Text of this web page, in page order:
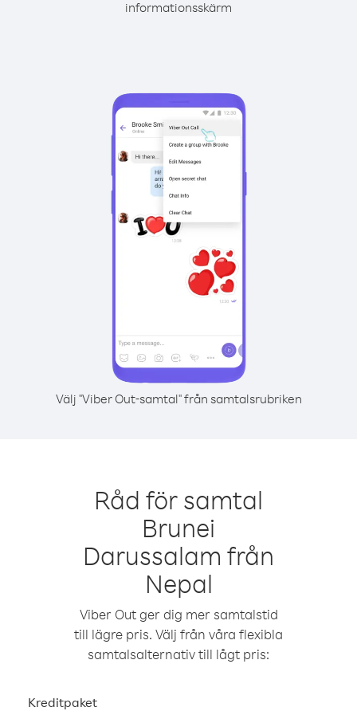
informationsskärm
Välj "Viber Out-samtal" från samtalsrubriken
Råd för samtal
Brunei
Darussalam från
Nepal
Viber Out ger dig mer samtalstid
till lägre pris. Välj från våra flexibla
samtalsalternativ till lågt pris:
Kreditpaket